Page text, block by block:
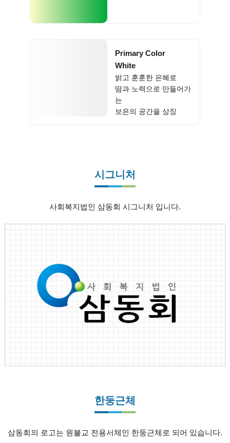
Primary Color
White
밝고 훈훈한 은혜로
땀과 노력으로 만들어가
는
보은의 공간을 상징
시그니처
사회복지법인 삼동회 시그니처 입니다.
한둥근체
삼동회의 로고는 원불교 전용서체인 한둥근체로 되어 있습니다.